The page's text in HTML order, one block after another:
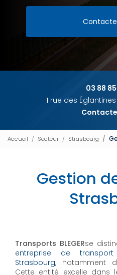
03 88
1 rue des Églantines
Accueil Secteur Strasbourg
Gestion
Transports BLEGERse
entreprise de
Strasbourg, notamment
Cette entité excelle dans